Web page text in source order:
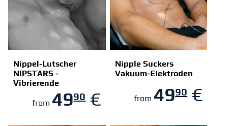
Nippel-Lutscher
NIPSTARS -
Vibrierende
Nippelsauger
from 4990€
ZUM SHOP
Nipple Suckers
Vakuum-Elektroden
from 4990€